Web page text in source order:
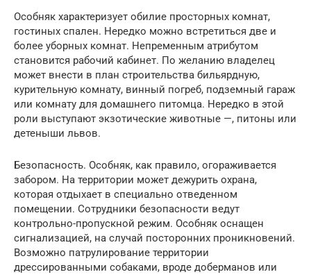
Особняк характеризует обилие просторных комнат,
гостиных спален. Нередко можно встретиться две и
более уборных комнат. Непременным атрибутом
становится рабочий кабинет. По желанию владелец
может внести в план строительства бильярдную,
курительную комнату, винный погреб, подземный гараж
или комнату для домашнего питомца. Нередко в этой
роли выступают экзотические животные —, питоны или
детеныши львов.
Безопасность. Особняк, как правило, огораживается
забором. На территории может дежурить охрана,
которая отдыхает в специально отведенном
помещении. Сотрудники безопасности ведут
контрольно-пропускной режим. Особняк оснащен
сигнализацией, на случай посторонних проникновений.
Возможно патрулирование территории
дрессированными собаками, вроде доберманов или